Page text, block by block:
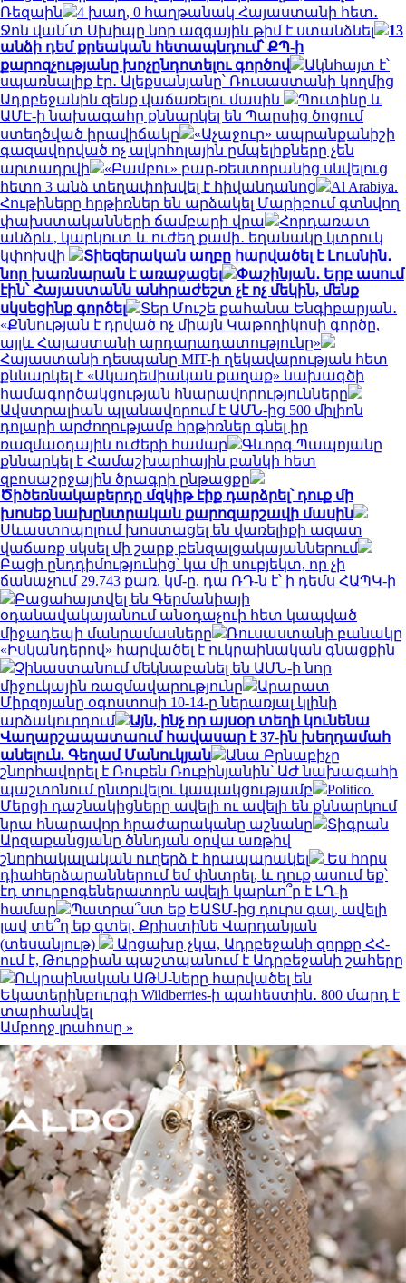
Ռեզաին
4 խաղ, 0 հաղթանակ Հայաստանի հետ․
Ջոն վան՛տ Սխիպը նոր ազգային թիմ է ստանձնել
13
անձի դեմ քրեական հետապնդում՝ ՔՊ-ի
քարոզչությանը խոչընդոտելու գործով
Ակնհայտ է՝
սպառնալիք էր․ Ալեքսանյանը՝ Ռուսաստանի կողմից
Ադրբեջանին զենք վաճառելու մասին
Պուտինը և
ԱՄԷ-ի նախագահը քննարկել են Պարսից ծոցում
ստեղծված իրավիճակը
«Աչաջուր» ապրանքանիշի
գազավորված ոչ ալկոհոլային ըմպելիքները չեն
արտադրվի
«Բամբու» բար-ռեստորանից սնվելուց
հետո 3 անձ տեղափոխվել է հիվանդանոց
Al Arabiya.
Հութիները հրթիռներ են արձակել Մարիբում գտնվող
փախստականների ճամբարի վրա
Հորդառատ
անձրև, կարկուտ և ուժեղ քամի․ եղանակը կտրուկ
կփոխվի
Տիեզերական աղբը հարվածել է Լուսնին․
նոր խառնարան է առաջացել
Փաշինյան․ Երբ ասում
էին՝ Հայաստանն անհրաժեշտ չէ ոչ մեկին, մենք
սկսեցինք գործել
Տեր Մուշե քահանա Ենգիբարյան․
«Քննության է դրված ոչ միայն Կաթողիկոսի գործը,
այլև Հայաստանի արդարադատությունը»
Հայաստանի դեսպանը MIT-ի ղեկավարության հետ
քննարկել է «Ակադեմիական քաղաք» նախագծի
համագործակցության հնարավորությունները
Ավստրալիան պլանավորում է ԱՄՆ-ից 500 միլիոն
դոլարի արժողությամբ հրթիռներ գնել իր
ռազմաօդային ուժերի համար
Գևորգ Պապոյանը
քննարկել է Համաշխարհային բանկի հետ
զբոսաշրջային ծրագրի ընթացքը
Ծիծեռնակաբերդը մզկիթ էիք դարձրել՝ դուք մի
խոսեք նախընտրական քարոզարշավի մասին
Սևաստոպոլում խոստացել են վառելիքի ազատ
վաճառք սկսել մի շարք բենզալցակայաններում
Բացի ընդդիմությունից՝ կա մի սուբյեկտ, որ չի
ճանաչում 29.743 քառ. կմ-ը. դա ՌԴ-ն է՝ ի դեմս ՀԱՊԿ-ի
Բացահայտվել են Գերմանիայի
օդանավակայանում անօդաչուի հետ կապված
միջադեպի մանրամասները
Ռուսաստանի բանակը
«Իսկանդերով» հարվածել է ուկրաինական գնացքին
Չինաստանում մեկնաբանել են ԱՄՆ-ի նոր
միջուկային ռազմավարությունը
Արարատ
Միրզոյանը օգոստոսի 10-14-ը ներառյալ կլինի
արձակուրդում
Այն, ինչ որ այսօր տեղի կունենա
Վաղարշապատաում հավասար է 37-ին խեղդամահ
անելուն. Գեղամ Մանուկյան
Անա Բրնաբիչը
շնորհավորել է Ռուբեն Ռուբինյանին՝ ԱԺ նախագահի
պաշտոնում ընտրվելու կապակցությամբ
Politico.
Մերցի դաշնակիցները ավելի ու ավելի են քննարկում
նրա հնարավոր հրաժարականը աշնանը
Տիգրան
Արզաքանցյանը ծննդյան օրվա առթիվ
շնորհակալական ուղերձ է հրապարակել
Ես հորս
դիահերձարաններում եմ փնտրել, և դուք ասում եք՝
էդ տուրբոգեներատորն ավելի կարևո՞ր է ԼՂ-ի
համար
Պատրա՞ստ եք ԵԱՏՄ-ից դուրս գալ, ավելի
լավ տե՞ղ եք գտել. Քրիստինե Վարդանյան
(տեսանյութ)
Արցախը չկա, Ադրբեջանի զորքը ՀՀ-
ում է, Թուրքիան պաշտպանում է Ադրբեջանի շահերը
Ուկրաինական ԱԹՍ-ները հարվածել են
Եկատերինբուրգի Wildberries-ի պահեստին․ 800 մարդ է
տարհանվել
Ամբողջ լրահոսը »